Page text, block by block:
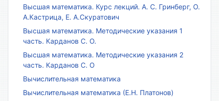
Высшая математика. Курс лекций. А. С. Гринберг, О.
А.Кастрица, Е. А.Скуратович
Высшая математика. Методические указания 1
часть. Карданов С. О.
Высшая математика. Методические указания 2
часть. Карданов С. О
Вычислительная математика
Вычислительная математика (Е.Н. Платонов)